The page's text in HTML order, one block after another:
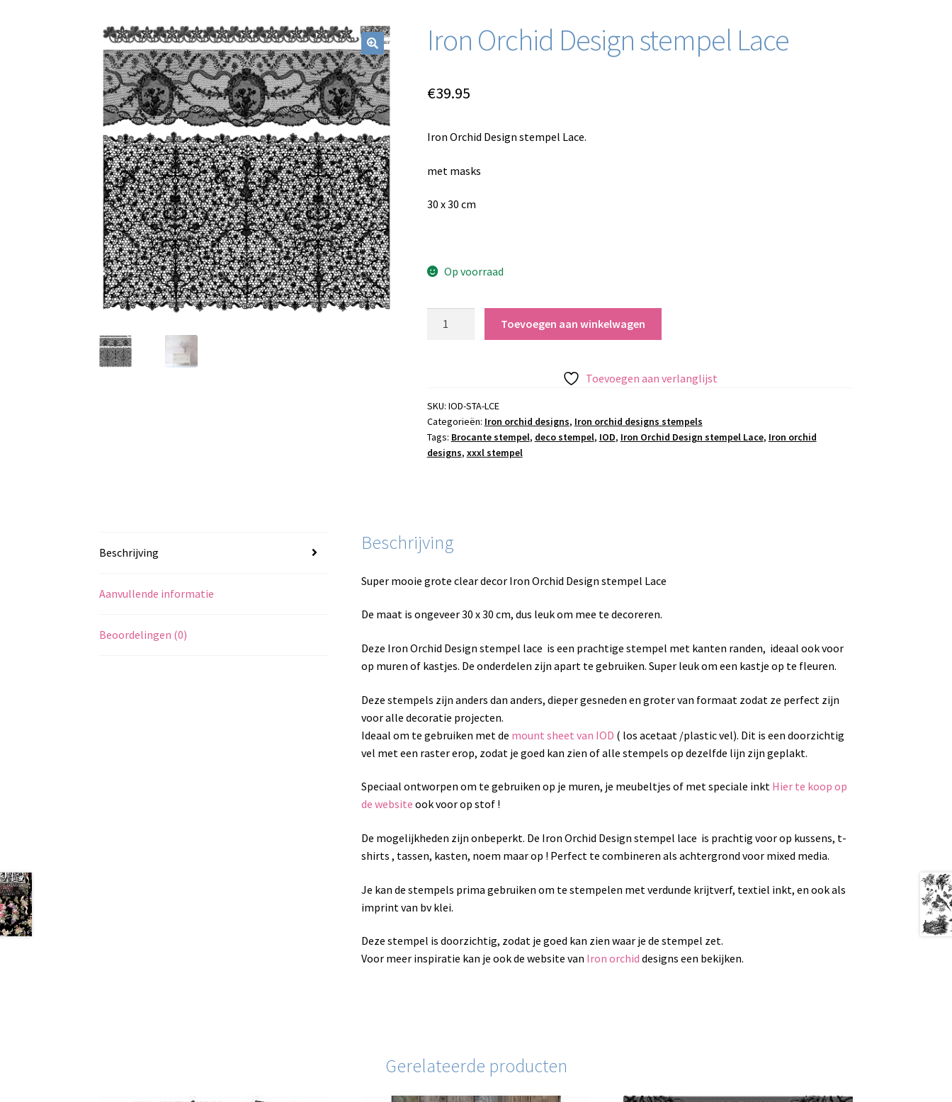
Iron Orchid Design stempel Lace
€39.95
Iron Orchid Design stempel Lace.
met masks
30 x 30 cm
Op voorraad
aantal
Toevoegen aan winkelwagen
Toevoegen aan verlanglijst
SKU: IOD-STA-LCE
Categorieën: Iron orchid designs, Iron orchid designs stempels
Tags: Brocante stempel, deco stempel, IOD, Iron Orchid Design stempel Lace, Iron orchid
designs, xxxl stempel
Beschrijving
Aanvullende informatie
Beoordelingen (0)
Beschrijving
Super mooie grote clear decor Iron Orchid Design stempel Lace
De maat is ongeveer 30 x 30 cm, dus leuk om mee te decoreren.
Deze Iron Orchid Design stempel lace is een prachtige stempel met kanten randen, ideaal ook voor
op muren of kastjes. De onderdelen zijn apart te gebruiken. Super leuk om een kastje op te fleuren.
Deze stempels zijn anders dan anders, dieper gesneden en groter van formaat zodat ze perfect zijn
voor alle decoratie projecten.
Ideaal om te gebruiken met de mount sheet van IOD ( los acetaat /plastic vel). Dit is een doorzichtig
vel met een raster erop, zodat je goed kan zien of alle stempels op dezelfde lijn zijn geplakt.
Speciaal ontworpen om te gebruiken op je muren, je meubeltjes of met speciale inkt Hier te koop op
de website ook voor op stof !
De mogelijkheden zijn onbeperkt. De Iron Orchid Design stempel lace is prachtig voor op kussens, t-
shirts , tassen, kasten, noem maar op ! Perfect te combineren als achtergrond voor mixed media.
Je kan de stempels prima gebruiken om te stempelen met verdunde krijtverf, textiel inkt, en ook als
imprint van bv klei.
Deze stempel is doorzichtig, zodat je goed kan zien waar je de stempel zet.
Voor meer inspiratie kan je ook de website van Iron orchiddesigns een bekijken.
Gerelateerde producten